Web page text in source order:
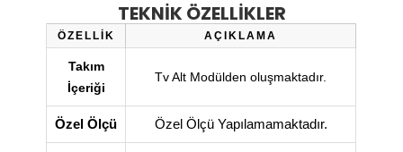
TEKNİK ÖZELLİKLER
ÖZELLİK AÇIKLAMA
Takım
İçeriği
Tv Alt Modülden oluşmaktadır.
Özel Ölçü Özel Ölçü Yapılamamaktadır.